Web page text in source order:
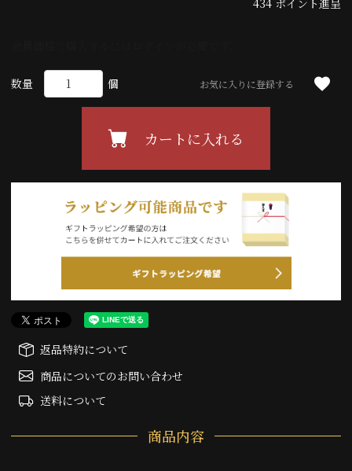
お気に入りに登録する
カートに入れる
返品特約について
商品についてのお問い合わせ
送料について
商品内容